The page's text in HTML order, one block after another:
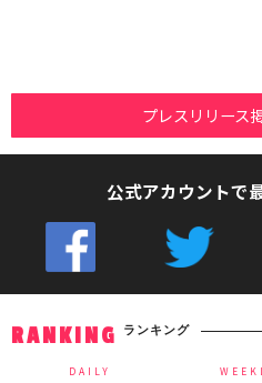
プレスリリース
公式アカウントで
RANKING ランキング
DAILY